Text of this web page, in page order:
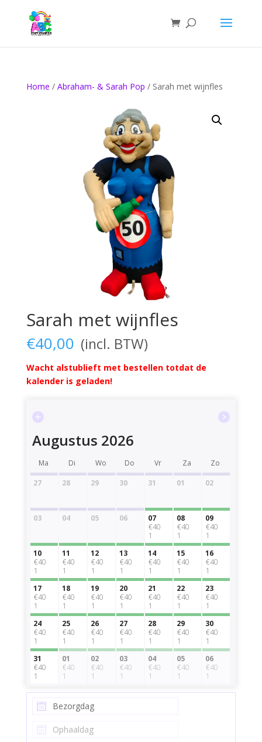
Home / Abraham- & Sarah Pop / Sarah met wijnfles
Sarah met wijnfles
€40,00
Wacht alstublieft met bestellen totdat de
kalender is geladen!
Augustus 2026
Ma Di Wo Do Vr Za
Zo
27
28 29 30 31 01 02
03 04 05 06
07
€40
1
08
€40
1
09
€40
1
10
€40
1
11
€40
1
12
€40
1
13
€40
1
14
€40
1
15
€40
1
16
€40
1
17
€40
1
18
€40
1
19
€40
1
20
€40
1
21
€40
1
22
€40
1
23
€40
1
24
€40
1
25
€40
1
26
€40
1
27
€40
1
28
€40
1
29
€40
1
30
€40
1
31
€40
1
01
€40
1
02
€40
1
03
€40
1
04
€40
1
05
€40
1
06
€40
1